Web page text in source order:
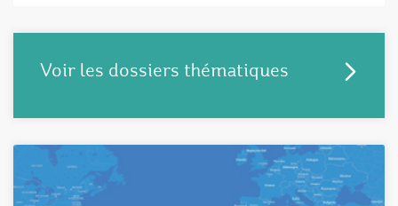
Voir les dossiers thématiques